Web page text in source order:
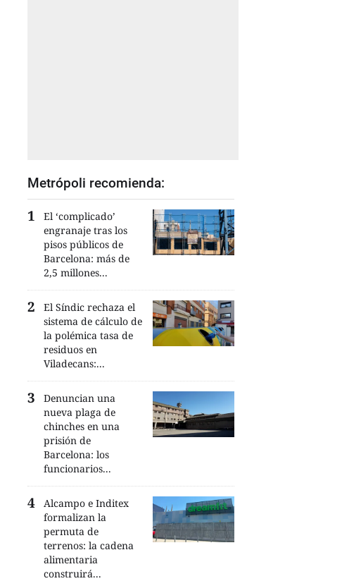
Metrópoli recomienda:
El ‘complicado’
engranaje tras los
pisos públicos de
Barcelona: más de
2,5 millones...
El Síndic rechaza el
sistema de cálculo de
la polémica tasa de
residuos en
Viladecans:...
Denuncian una
nueva plaga de
chinches en una
prisión de
Barcelona: los
funcionarios...
Alcampo e Inditex
formalizan la
permuta de
terrenos: la cadena
alimentaria
construirá...